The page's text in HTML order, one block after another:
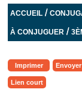
ACCUEIL /
À CONJUGUER /
Imprimer
Lien court